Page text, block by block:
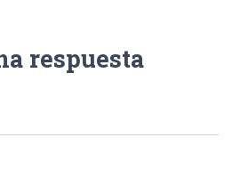
respuesta